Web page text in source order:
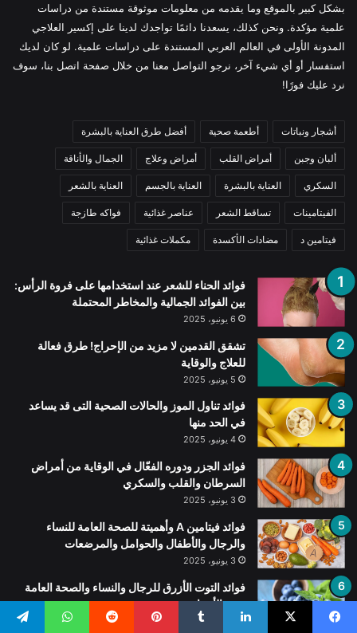
بشكل كبير بالموقع وما يقدمه من معلومات موثوقة مستندة من دراسات
علمية مؤكدة. ونحن كذلك، يسعدنا دائمًا تواجدك لدينا على إكسير العلاجي
المدونة الأولى في العالم العربي المستندة على دراسات علمية. لو كان لديك
استفسار أو أي شيء آخر، نرجو التواصل معنا من خلال صفحة اتصل بنا، سوف
نرد عليك فورًا!
أشجار ونباتات أطعمة صحية أفضل طرق العناية بالبشرة
ألبان وجبن أمراض القلب أمراض وعلاج الجمال والأناقة
السكري العناية بالبشرة العناية بالجسم العناية بالشعر
الفيتامينات تساقط الشعر عناصر غذائية فواكه طازجة
فيتامين د مضادات الأكسدة مكملات غذائية
فوائد الحناء للشعر عند استخدامها على فروة الرأس:
بين الفوائد الجمالية والمخاطر المحتملة
6 يونيو، 2025
تشقق القدمين لا مزيد من الإحراج! طرق فعالة
للعلاج والوقاية
5 يونيو، 2025
فوائد تناول الموز والحالات الصحية التى قد يساعد
في الحد منها
4 يونيو، 2025
فوائد الجزر ودوره الفعّال في الوقاية من أمراض
السرطان والقلب والسكري
3 يونيو، 2025
فوائد فيتامين A وأهميتة للصحة العامة للنساء
والرجال والأطفال والحوامل والمرضعات
3 يونيو، 2025
فوائد التوت الأزرق للرجال والنساء والصحة العامة
ومنع الأمراض